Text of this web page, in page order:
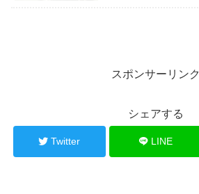
スポンサーリンク
シェアする
Twitter LINE